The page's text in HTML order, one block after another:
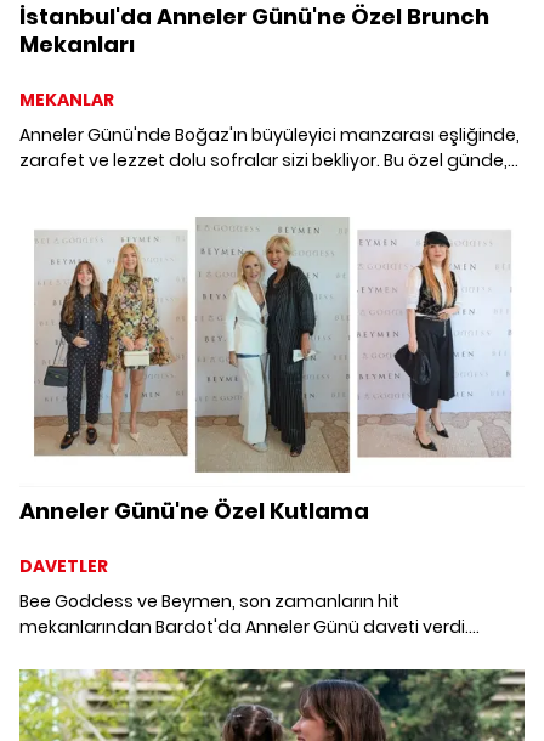
İstanbul'da Anneler Günü'ne Özel Brunch
Mekanları
MEKANLAR
Anneler Günü'nde Boğaz'ın büyüleyici manzarası eşliğinde,
zarafet ve lezzet dolu sofralar sizi bekliyor. Bu özel günde,
Anneler Günü'ne Özel Kutlama
DAVETLER
Bee Goddess ve Beymen, son zamanların hit
mekanlarından Bardot'da Anneler Günü daveti verdi.
gerçekleşti.